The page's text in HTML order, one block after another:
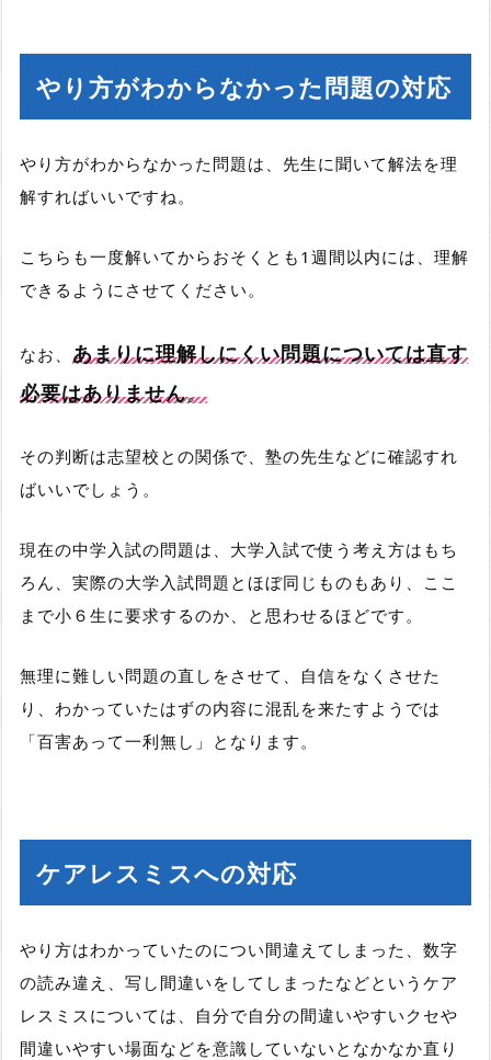
やり方がわからなかった問題の対応
やり方がわからなかった問題は、先生に聞いて解法を理
解すればいいですね。
こちらも一度解いてからおそくとも1週間以内には、理解
できるようにさせてください。
なお、 あまりに理解しにくい問題については直す
必要はありません。
その判断は志望校との関係で、塾の先生などに確認すれ
ばいいでしょう。
現在の中学入試の問題は、大学入試で使う考え方はもち
ろん、実際の大学入試問題とほぼ同じものもあり、ここ
まで小６生に要求するのか、と思わせるほどです。
無理に難しい問題の直しをさせて、自信をなくさせた
り、わかっていたはずの内容に混乱を来たすようでは
「百害あって一利無し」となります。
ケアレスミスへの対応
やり方はわかっていたのについ間違えてしまった、数字
の読み違え、写し間違いをしてしまったなどというケア
レスミスについては、自分で自分の間違いやすいクセや
間違いやすい場面などを意識していないとなかなか直り